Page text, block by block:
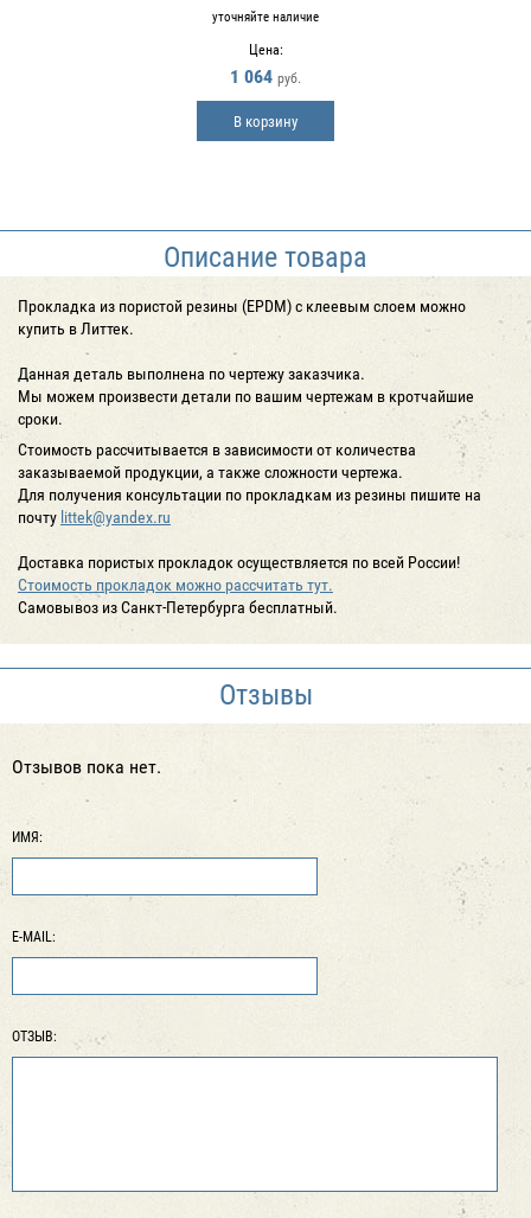
уточняйте наличие
Цена:
1 064 руб.
В корзину
Описание товара
Прокладка из пористой резины (EPDM) c клеевым слоем можно
купить в Литтек.
Данная деталь выполнена по чертежу заказчика.
Мы можем произвести детали по вашим чертежам в кротчайшие
сроки.
Стоимость рассчитывается в зависимости от количества
заказываемой продукции, а также сложности чертежа.
Для получения консультации по прокладкам из резины пишите на
почту littek@yandex.ru
Доставка пористых прокладок осуществляется по всей России!
Стоимость прокладок можно рассчитать тут.
Cамовывоз из Санкт-Петербурга бесплатный.
Отзывы
Отзывов пока нет.
ИМЯ:
E-MAIL:
ОТЗЫВ: